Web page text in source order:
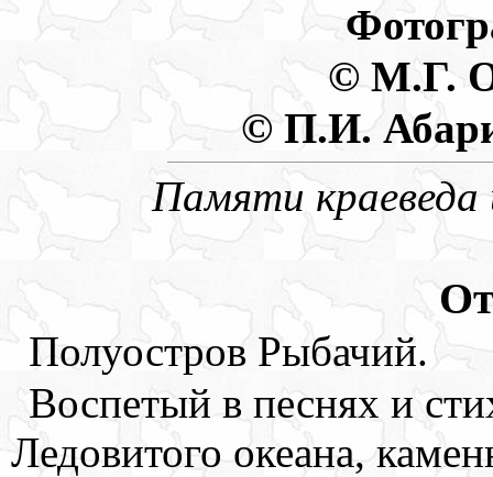
© М.Г.
© П.И.
Памяти краеведа
Полуостров Рыбачий.
Воспетый в песнях и
Ледовитого океана,